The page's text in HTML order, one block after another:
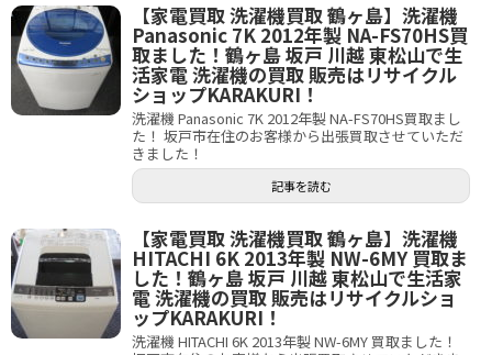
【家電買取 洗濯機買取 鶴ヶ島】洗濯機
Panasonic 7K 2012年製 NA-FS70HS買
取ました！鶴ヶ島 坂戸 川越 東松山で生
活家電 洗濯機の買取 販売はリサイクル
ショップKARAKURI！
洗濯機 Panasonic 7K 2012年製 NA-FS70HS買取まし
た！ 坂戸市在住のお客様から出張買取させていただ
きました！
記事を読む
【家電買取 洗濯機買取 鶴ヶ島】洗濯機
HITACHI 6K 2013年製 NW-6MY 買取ま
した！鶴ヶ島 坂戸 川越 東松山で生活家
電 洗濯機の買取 販売はリサイクルショ
ップKARAKURI！
洗濯機 HITACHI 6K 2013年製 NW-6MY 買取ました！